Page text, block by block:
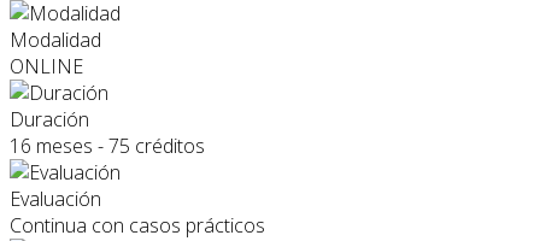
Modalidad
ONLINE
Duración
16 meses - 75 créditos
Evaluación
Continua con casos prácticos